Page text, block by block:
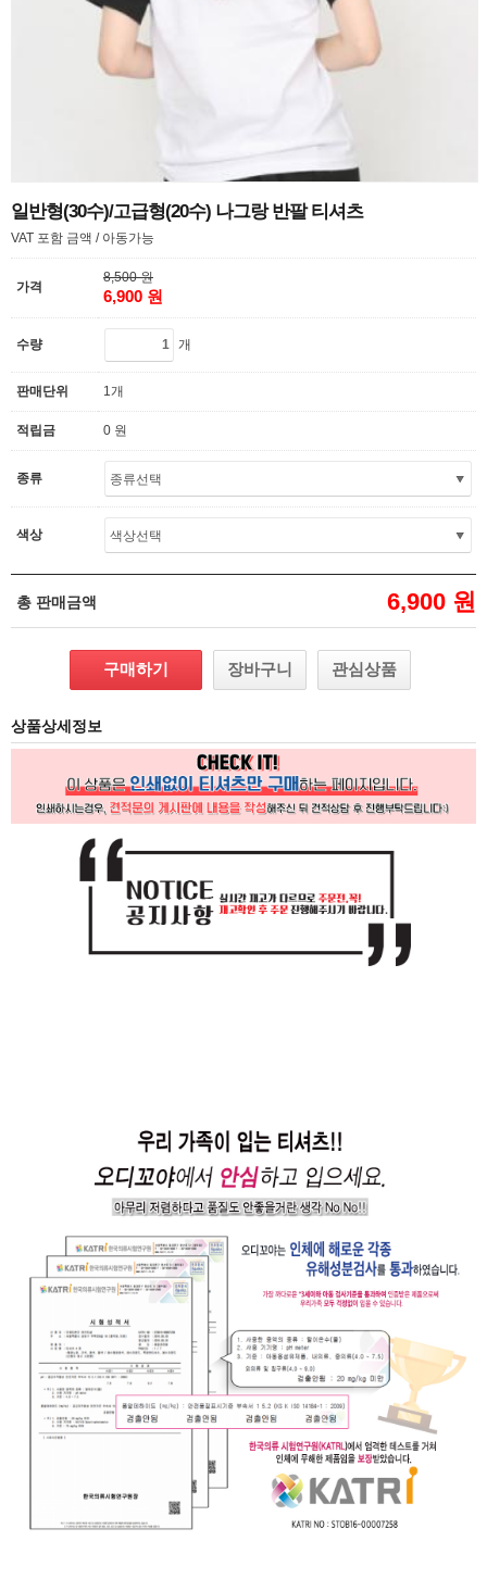
일반형(30수)/고급형(20수) 나그랑 반팔 티셔츠
VAT 포함 금액 / 아동가능
가격
8,500 원
6,900 원
수량 개
판매단위 1개
적립금 0 원
종류
색상
총 판매금액 6,900 원
구매하기 장바구니 관심상품
상품상세정보